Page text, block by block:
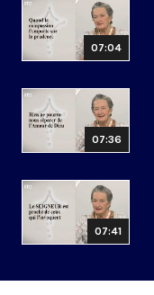
07:04
07:36
07:41